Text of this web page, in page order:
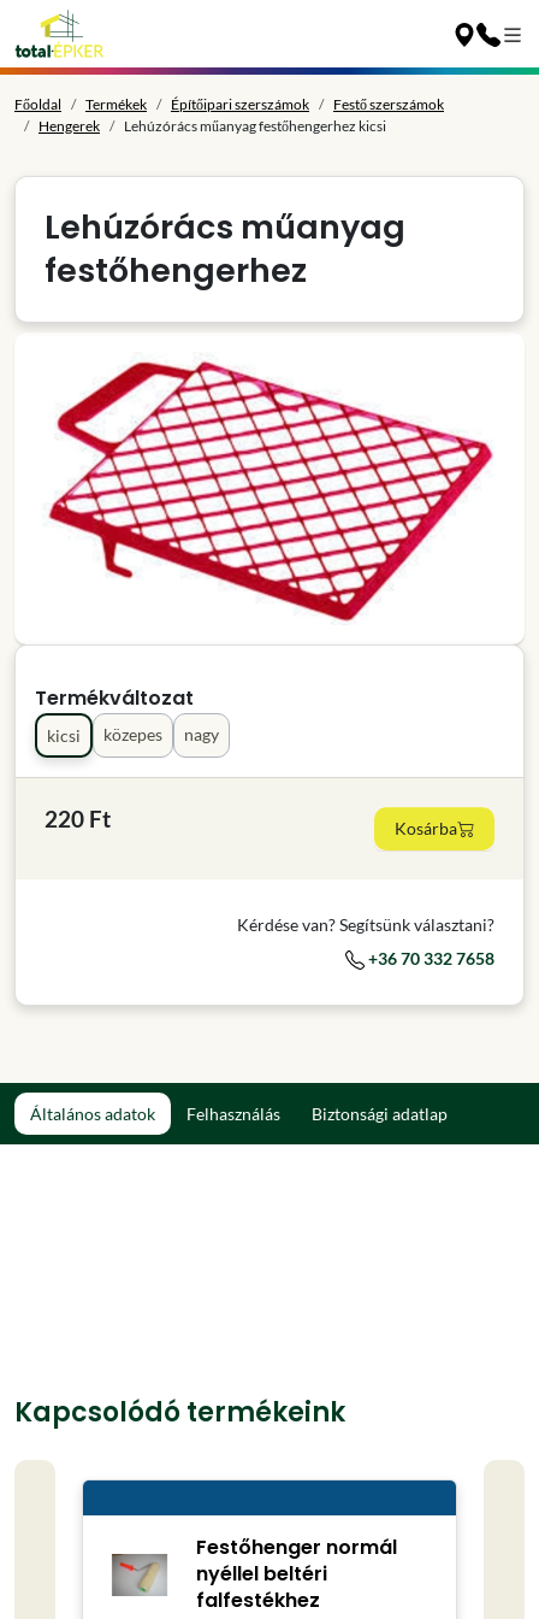
Főoldal Termékek Építőipari szerszámok
Festő szerszámok
Hengerek
Lehúzórács műanyag festőhengerhez kicsi
Lehúzórács műanyag
festőhengerhez
Termékváltozat
kicsi közepes nagy
220 Ft Kosárba
Kérdése van? Segítsünk választani?
+36 70 332 7658
Általános adatok Felhasználás Biztonsági adatlap
Kapcsolódó termékeink
Festőhenger normál
nyéllel beltéri
falfestékhez